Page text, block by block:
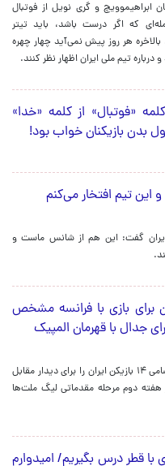
ابراهیموویچ و گری نویل از فوتبال
که اگر درست باشد، باید تیتر
بالاخره هر روز پیش نمی‌آید چهار چهره
تیم ملی ایران اظهار نظر کنند.
«فوتبال» از کلمه «خدا»
بدن بازیکنان خواب بود!
این تیم افتخار می‌کنم
گفت: این هم از شانس ماست و
ایران برای بازی با فرانسه مشخص
جدال با قهرمان المپیک
سرمربی تیم ملی والیبال اسامی ۱۴ بازیکن ایران را برای دیدار مقابل
هفته دوم مرحله مقدماتی لیگ ملت‌ها
با قطر درس بگیریم/ امیدوارم